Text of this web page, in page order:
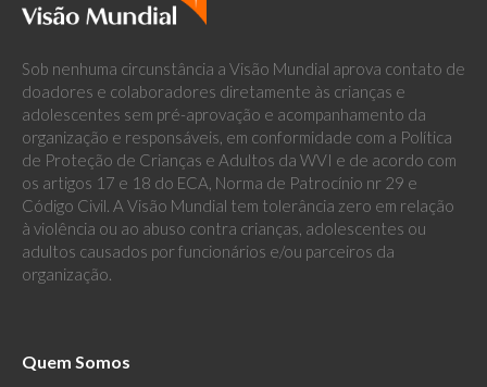
Sob nenhuma circunstância a Visão Mundial aprova contato de
doadores e colaboradores diretamente às crianças e
adolescentes sem pré-aprovação e acompanhamento da
organização e responsáveis, em conformidade com a Política
de Proteção de Crianças e Adultos da WVI e de acordo com
os artigos 17 e 18 do ECA, Norma de Patrocínio nr 29 e
Código Civil. A Visão Mundial tem tolerância zero em relação
à violência ou ao abuso contra crianças, adolescentes ou
adultos causados por funcionários e/ou parceiros da
organização.
Quem Somos